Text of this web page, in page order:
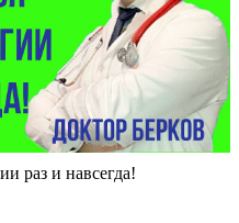
раз и навсегда!